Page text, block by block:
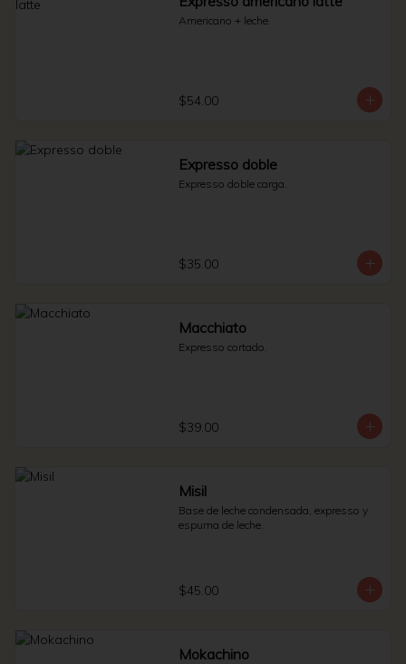
Americano + leche.
$54.00
Expresso doble
Expresso doble carga.
$35.00
Macchiato
Expresso cortado.
$39.00
Misil
Base de leche condensada, expresso y
espuma de leche.
$45.00
Mokachino